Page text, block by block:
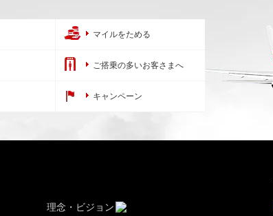
マイルをためる
ご搭乗の多いお客さまへ
キャンペーン
理念・ビジョン